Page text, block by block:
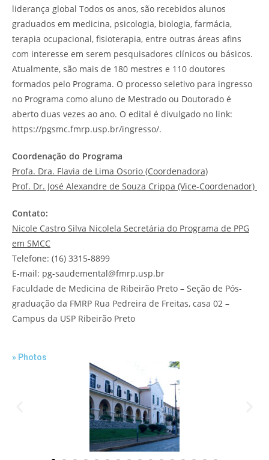
liderança global Todos os anos, são recebidos alunos
graduados em medicina, psicologia, biologia, farmácia,
terapia ocupacional, fisioterapia, entre outras áreas afins
com interesse em serem pesquisadores clínicos ou básicos.
Atualmente, são mais de 180 mestres e 110 doutores
formados pelo Programa. O processo seletivo para ingresso
no Programa como aluno de Mestrado ou Doutorado é
aberto duas vezes ao ano. O edital é divulgado no link:
https://pgsmc.fmrp.usp.br/ingresso/.
Coordenação do Programa
Profa. Dra. Flavia de Lima Osorio (Coordenadora)
Prof. Dr. José Alexandre de Souza Crippa (Vice-Coordenador)
Contato:
Nicole Castro Silva Nicolela Secretária do Programa de PPG
em SMCC
Telefone: (16) 3315-8899
E-mail: pg-saudemental@fmrp.usp.br
Faculdade de Medicina de Ribeirão Preto – Seção de Pós-
graduação da FMRP Rua Pedreira de Freitas, casa 02 –
Campus da USP Ribeirão Preto
» Photos